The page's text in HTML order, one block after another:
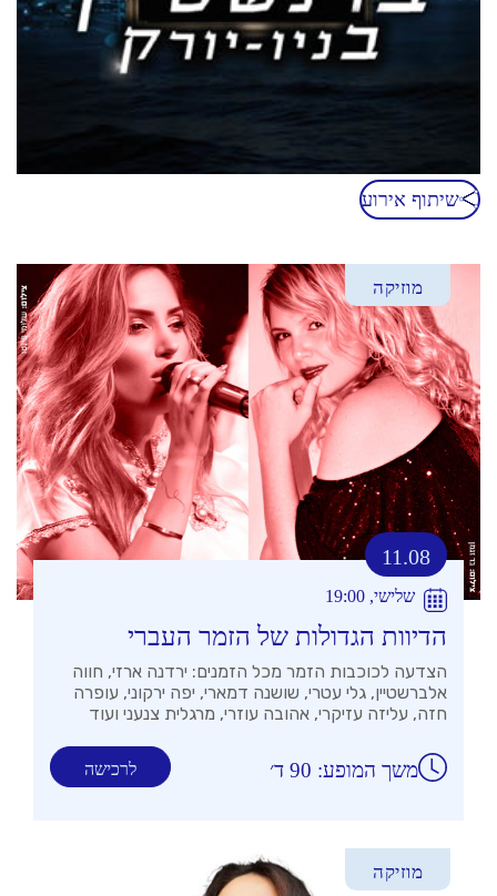
שיתוף אירוע
מוזיקה
11.08
שלישי, 19:00
הדיוות הגדולות של הזמר העברי
הצדעה לכוכבות הזמר מכל הזמנים: ירדנה ארזי, חווה
אלברשטיין, גלי עטרי, שושנה דמארי, יפה ירקוני, עופרה
חזה, עליזה עזיקרי, אהובה עוזרי, מרגלית צנעני ועוד
לרכישה משך המופע: 90 ד׳
מוזיקה